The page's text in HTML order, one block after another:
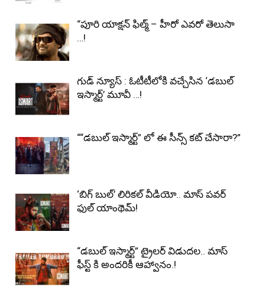
“పూరి యాక్షన్ ఫిల్మ్ – హీరో ఎవరో తెలుసా
…!
గుడ్ న్యూస్ : ఓటీటీలోకి వచ్చేసిన ‘డబుల్‌
ఇస్మార్ట్‌’ మూవీ …!
““డబుల్ ఇస్మార్ట్” లో ఈ సీన్స్ కట్ చేసారా?”
‘బిగ్ బుల్’ లిరికల్ వీడియో.. మాస్ పవర్
ఫుల్ యాంథెమ్!
“డబుల్ ఇస్మార్ట్” ట్రైలర్ విడుదల.. మాస్
ఫీస్ట్ కి అందరికీ ఆహ్వానం.!